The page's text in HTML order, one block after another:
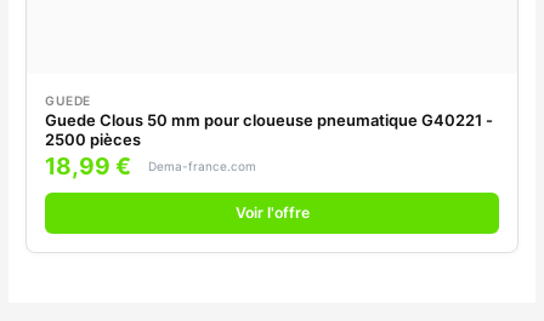
GUEDE
Guede Clous 50 mm pour cloueuse pneumatique G40221 -
2500 pièces
18,99 € Dema-france.com
Voir l'offre